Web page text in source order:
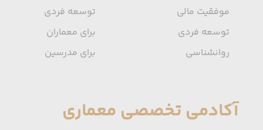
موفقیت مالی
توسعه فردی
روانشناسی
آکادمی تخصصی معماری
توسعه فردی
برای معماران
برای مدرسین